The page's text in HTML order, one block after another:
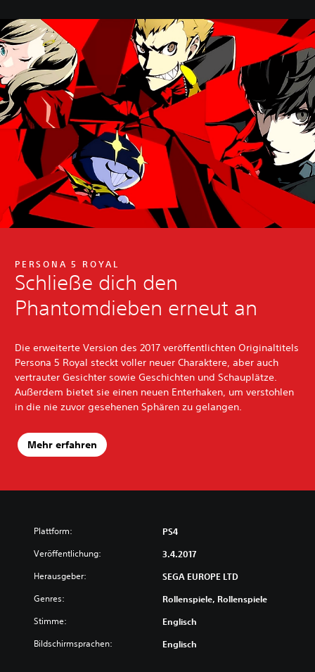
PERSONA 5 ROYAL
Schließe dich den
Phantomdieben erneut an
Die erweiterte Version des 2017 veröffentlichten Originaltitels
Persona 5 Royal steckt voller neuer Charaktere, aber auch
vertrauter Gesichter sowie Geschichten und Schauplätze.
Außerdem bietet sie einen neuen Enterhaken, um verstohlen
in die nie zuvor gesehenen Sphären zu gelangen.
Mehr erfahren
Plattform: PS4
Veröffentlichung: 3.4.2017
Herausgeber: SEGA EUROPE LTD
Genres: Rollenspiele, Rollenspiele
Stimme: Englisch
Bildschirmsprachen: Englisch